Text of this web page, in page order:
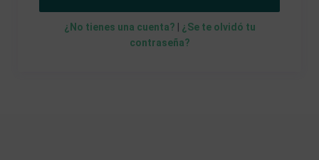
¿No tienes una cuenta?
¿Se te olvidó tu
contraseña?